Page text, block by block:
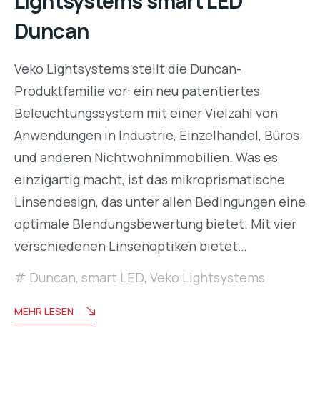
Duncan
Veko Lightsystems stellt die Duncan-
Produktfamilie vor: ein neu patentiertes
Beleuchtungssystem mit einer Vielzahl von
Anwendungen in Industrie, Einzelhandel, Büros
und anderen Nichtwohnimmobilien. Was es
einzigartig macht, ist das mikroprismatische
Linsendesign, das unter allen Bedingungen eine
optimale Blendungsbewertung bietet. Mit vier
verschiedenen Linsenoptiken bietet…
Duncan, smart LED, Veko Lightsystems
MEHR LESEN